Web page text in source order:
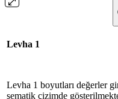
Levha 1
Levha 1 boyutları değerler
şematik çizimde